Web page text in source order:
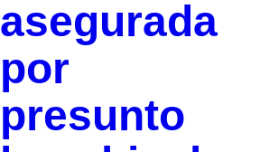
asegurada
por
presunto